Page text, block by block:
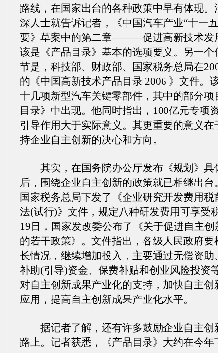
路线，在国家出台的各种政策中早有体现。
深人士就告诉记者，《中国汽车产业“十一
要》草案中的第二章———促进高新技术发
该是《产品目录》基本的选项要义。另一个
节是，科技部、财政部、国家税务总局在
的《中国高新技术产品目录 2006 》文件。
十几项新型汽车关键零部件，其中的部分项
目录》中出现。他同时指出，100亿元专项
引导作用大于实际意义。其更重要的意义在
持企业自主创新的决心和方向。
其实，在国务院办公厅发布《规划》具
后，围绕企业自主创新的政策就已相继出台
国家税务总局下发了《企业研究开发费用税
法(试行)》文件，规定八种研发费用可享受
19日，国家发改委公布了《关于促进自主
的若干政策》。文件指出，各级人民政府要
长情况，继续增加投入，主要通过无偿资助
补助(引导)资金、保费补贴和创业风险投资
对自主创新成果产业化的支持，加快自主创
应用，提高自主创新成果产业化水平。
据记者了解，还有许多鼓励企业自主创
路上。记者获悉，《产品目录》大约在今年